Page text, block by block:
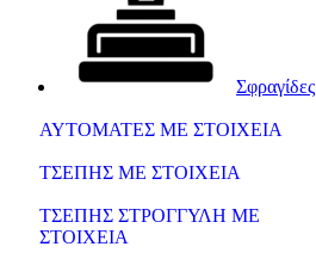
Σφραγίδες
ΑΥΤΟΜΑΤΕΣ ΜΕ ΣΤΟΙΧΕΙΑ
ΤΣΕΠΗΣ ΜΕ ΣΤΟΙΧΕΙΑ
ΤΣΕΠΗΣ ΣΤΡΟΓΓΥΛΗ ΜΕ
ΣΤΟΙΧΕΙΑ